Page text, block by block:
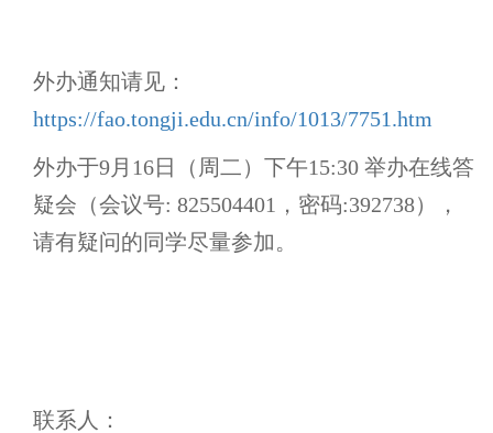
外办通知请见：
https://fao.tongji.edu.cn/info/1013/7751.htm
外办于9月16日（周二）下午15:30 举办在线答
疑会（会议号: 825504401，密码:392738），
请有疑问的同学尽量参加。
联系人：